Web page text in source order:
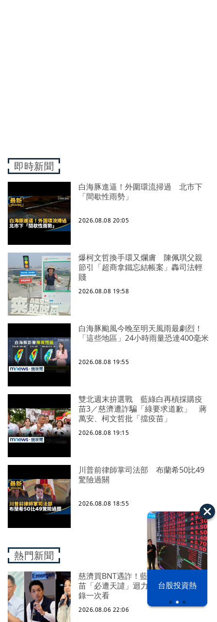
漢光42演習 台股投資熱
即時新聞
白海豚進逼！外圍環流掃過 北市下
「間歇性雨勢」
2026.08.08 20:05
爆柯文哲換手環又爛膚 陳佩琪父親
節引「超商拿鐵忘結帳案」轟司法輕
賤
2026.08.08 19:58
白海豚颱風今晚至明天風雨最劇烈！
「這些地區」24小時雨量恐達400毫米
2026.08.08 19:55
雙北週末拚選戰 藍綠白再槓採購疫
苗3／慈濟遭詐騙「綠要求道歉」 蔣
萬安、柯文哲批「擋疫苗」
2026.08.08 19:15
川普前律師掌司法部 布蘭希50比49
驚險過關
2026.08.08 18:55
熱門新聞
慈濟買BNT遇詐！藍白昔嗆政府擋疫
苗「必遭天譴」迴力鏢來了 荒謬語
錄一次看
2026.08.06 22:06